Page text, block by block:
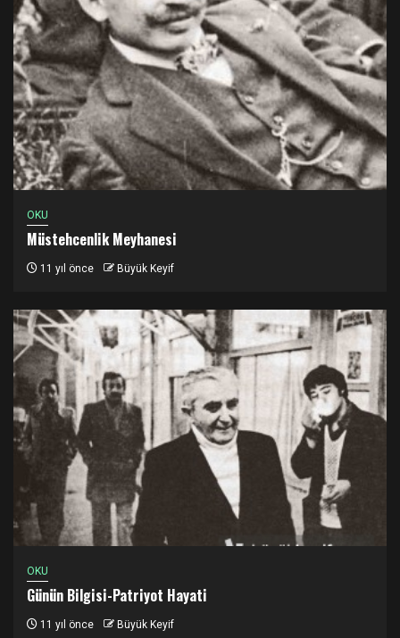
OKU
Müstehcenlik Meyhanesi
11 yıl önce Büyük Keyif
OKU
Günün Bilgisi-Patriyot Hayati
11 yıl önce Büyük Keyif